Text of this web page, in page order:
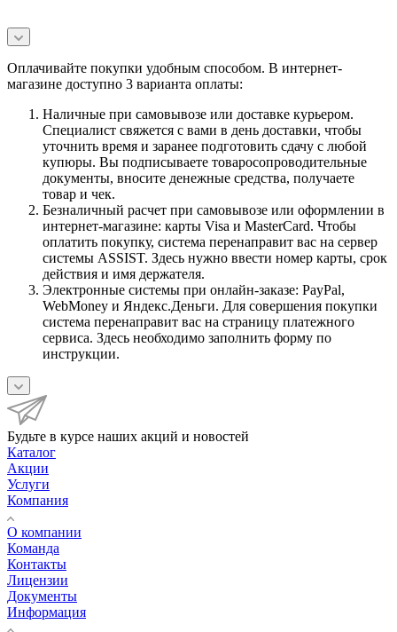
Оплачивайте покупки удобным способом. В интернет-
магазине доступно 3 варианта оплаты:
Наличные при самовывозе или доставке курьером.
Специалист свяжется с вами в день доставки, чтобы
уточнить время и заранее подготовить сдачу с любой
купюры. Вы подписываете товаросопроводительные
документы, вносите денежные средства, получаете
товар и чек.
Безналичный расчет при самовывозе или оформлении в
интернет-магазине: карты Visa и MasterCard. Чтобы
оплатить покупку, система перенаправит вас на сервер
системы ASSIST. Здесь нужно ввести номер карты, срок
действия и имя держателя.
Электронные системы при онлайн-заказе: PayPal,
WebMoney и Яндекс.Деньги. Для совершения покупки
система перенаправит вас на страницу платежного
сервиса. Здесь необходимо заполнить форму по
инструкции.
Будьте в курсе наших акций и новостей
Каталог
Акции
Услуги
Компания
О компании
Команда
Контакты
Лицензии
Документы
Информация